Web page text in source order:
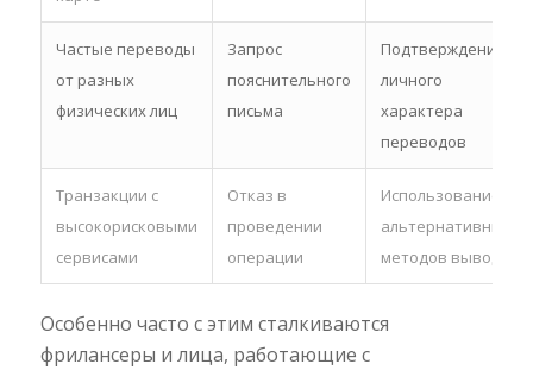
Частые переводы
от разных
физических лиц
Запрос
пояснительного
письма
Подтверждение
личного
характера
переводов
Транзакции с
высокорисковыми
сервисами
Отказ в
проведении
операции
Использование
альтернативных
методов вывода
Особенно часто с этим сталкиваются
фрилансеры и лица, работающие с